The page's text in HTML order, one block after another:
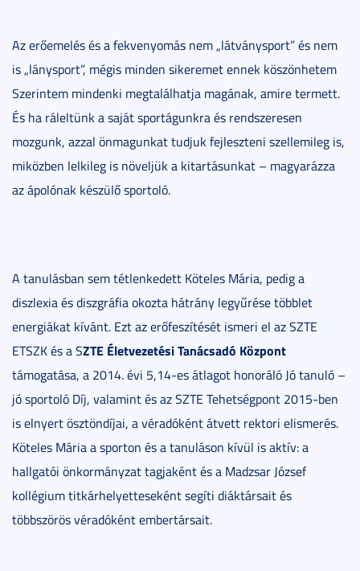
Az erőemelés és a fekvenyomás nem „látványsport” és nem
is „lánysport”, mégis minden sikeremet ennek köszönhetem
Szerintem mindenki megtalálhatja magának, amire termett.
És ha ráleltünk a saját sportágunkra és rendszeresen
mozgunk, azzal önmagunkat tudjuk fejleszteni szellemileg is,
miközben lelkileg is növeljük a kitartásunkat – magyarázza
az ápolónak készülő sportoló.
A tanulásban sem tétlenkedett Köteles Mária, pedig a
diszlexia és diszgráfia okozta hátrány legyűrése többlet
energiákat kívánt. Ezt az erőfeszítését ismeri el az SZTE
ETSZK és a SZTE Életvezetési Tanácsadó Központ
támogatása, a 2014. évi 5,14-es átlagot honoráló Jó tanuló –
jó sportoló Díj, valamint és az SZTE Tehetségpont 2015-ben
is elnyert ösztöndíjai, a véradóként átvett rektori elismerés.
Köteles Mária a sporton és a tanuláson kívül is aktív: a
hallgatói önkormányzat tagjaként és a Madzsar József
kollégium titkárhelyetteseként segíti diáktársait és
többszörös véradóként embertársait.